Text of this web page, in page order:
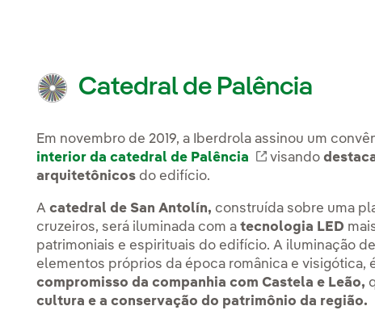
Catedral de Palência
Em novembro de 2019, a Iberdrola assinou um
interior da catedral de Palência
Link externo,
visando
arquitetônicos do edifício.
Acatedral de San Antolín, construída sobre uma
cruzeiros, será iluminada com atecnologia LED
patrimoniais e espirituais do edifício. A iluminação
elementos próprios da época românica e visigótica,
compromisso da companhia com Castela e Leão,
cultura e a conservação do patrimônio da região.